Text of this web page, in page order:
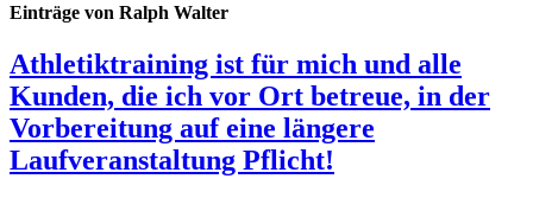
Einträge von Ralph Walter
Athletiktraining ist für mich und alle
Kunden, die ich vor Ort betreue, in der
Vorbereitung auf eine längere
Laufveranstaltung Pflicht!